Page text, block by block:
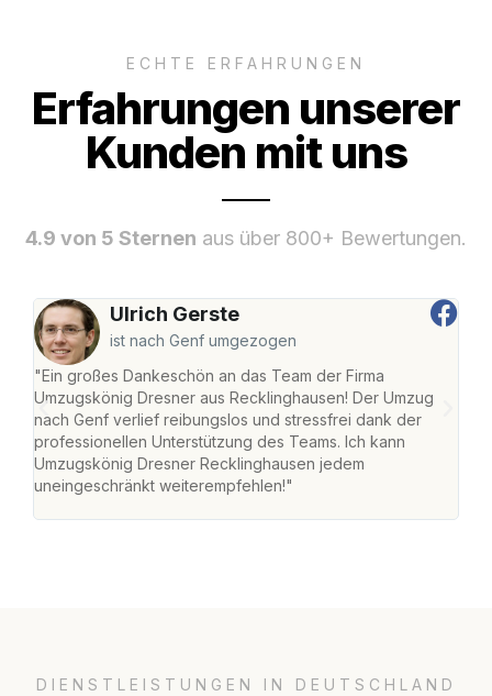
ECHTE ERFAHRUNGEN
Erfahrungen unserer
Kunden mit uns
4.9 von 5 Sternen aus über 800+ Bewertungen.
Ulrich Gerste
ist nach Genf umgezogen
"Ein großes Dankeschön an das Team der Firma
Umzugskönig Dresner aus Recklinghausen! Der Umzug
nach Genf verlief reibungslos und stressfrei dank der
professionellen Unterstützung des Teams. Ich kann
Umzugskönig Dresner Recklinghausen jedem
uneingeschränkt weiterempfehlen!"
DIENSTLEISTUNGEN IN DEUTSCHLAND